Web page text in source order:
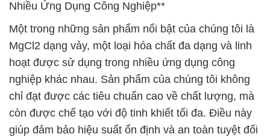
Nhiều Ứng Dụng Công Nghiệp**
Một trong những sản phẩm nổi bật của chúng tôi là
MgCl2 dạng vảy, một loại hóa chất đa dạng và linh
hoạt được sử dụng trong nhiều ứng dụng công
nghiệp khác nhau. Sản phẩm của chúng tôi không
chỉ đạt được các tiêu chuẩn cao về chất lượng, mà
còn được chế tạo với độ tinh khiết tối đa. Điều này
giúp đảm bảo hiệu suất ổn định và an toàn tuyệt đối